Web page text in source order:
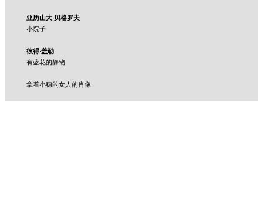
亚历山大·贝格罗夫
小院子
彼得·盖勒
有蓝花的静物
拿着小穗的女人的肖像